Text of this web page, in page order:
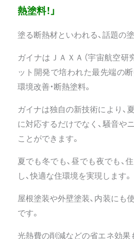
熱塗料！」
塗る断熱材といわれる、話題の塗
ガイナはＪＡＸＡ（宇宙航空研
ット開発で培われた最先端の
環境改善・断熱塗料。
ガイナは独自の新技術により、
に対応するだけでなく、騒音や
ことができます。
夏でも冬でも、昼でも夜でも、
し、快適な住環境を実現します。
屋根塗装や外壁塗装、内装にも
です。
光熱費の削減などの省エネ効果